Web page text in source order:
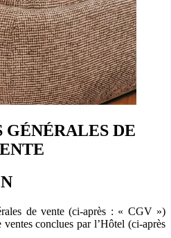
GÉNÉRALES DE
de vente (ci-après : « CGV »)
conclues par l’Hôtel (ci-après